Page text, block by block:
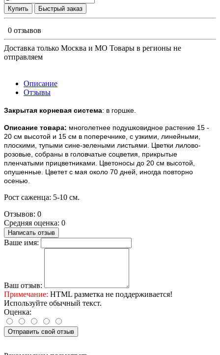
Купить Быстрый заказ
0 отзывов
Доставка только Москва и МО Товары в регионы не
отправляем
Описание
Отзывы
Закрытая корневая система: в горшке.
Описание товара: многолетнее подушковидное растение 15 -
20 см высотой и 15 см в поперечнике, с узкими, линейными,
плоскими, тупыми сине-зелеными листьями. Цветки лилово-
розовые, собраны в головчатые соцветия, прикрытые
пленчатыми прицветниками. Цветоносы до 20 см высотой,
опушенные. Цветет с мая около 70 дней, иногда повторно
осенью.
Рост саженца: 5-10 см.
Отзывов: 0
Средняя оценка: 0
Написать отзыв
Ваше имя:
Ваш отзыв:
Примечание: HTML разметка не поддерживается!
Используйте обычный текст.
Оценка:
Отправить свой отзыв